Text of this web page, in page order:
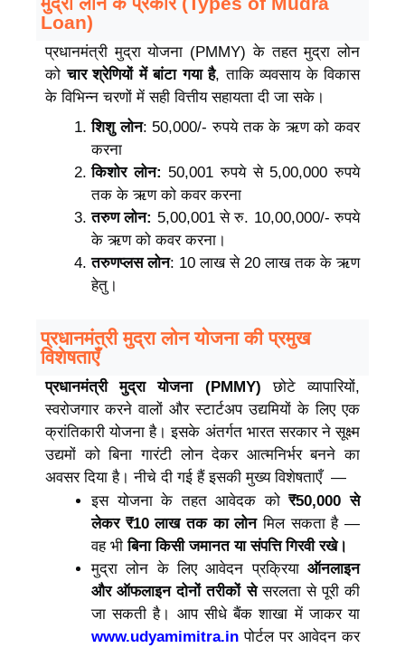
Loan)
प्रधानमंत्री मुद्रा योजना (PMMY) के तहत मुद्रा लोन
कोचार श्रेणियों में बांटा गया है, ताकि व्यवसाय के विकास
के विभिन्न चरणों में सही वित्तीय सहायता दी जा सके।
शिशु लोन: 50,000/- रुपये तक के ऋण को कवर
करना
किशोर लोन: 50,001 रुपये से 5,00,000 रुपये
तक के ऋण को कवर करना
तरुण लोन: 5,00,001 से रु. 10,00,000/- रुपये
के ऋण को कवर करना।
तरुणप्लस लोन: 10 लाख से 20 लाख तक के ऋण
हेतु।
प्रधानमंत्री मुद्रा लोन योजना की प्रमुख
विशेषताएँ
प्रधानमंत्री मुद्रा योजना (PMMY) छोटे व्यापारियों,
स्वरोजगार करने वालों और स्टार्टअप उद्यमियों के लिए एक
क्रांतिकारी योजना है। इसके अंतर्गत भारत सरकार ने सूक्ष्म
उद्यमों को बिना गारंटी लोन देकर आत्मनिर्भर बनने का
अवसर दिया है। नीचे दी गई हैं इसकी मुख्य विशेषताएँ —
इस योजना के तहत आवेदक को₹50,000 से
लेकर ₹10 लाख तक का लोनमिल सकता है —
वह भीबिना किसी जमानत या संपत्ति गिरवी रखे।
मुद्रा लोन के लिए आवेदन प्रक्रिया ऑनलाइन
और ऑफलाइन दोनों तरीकों सेसरलता से पूरी की
जा सकती है। आप सीधे बैंक शाखा में जाकर या
www.udyamimitra.in पोर्टल पर आवेदन कर